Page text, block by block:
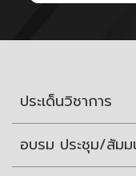
ประเด็นวิชาการ
อบรม ประชุม/สัมม